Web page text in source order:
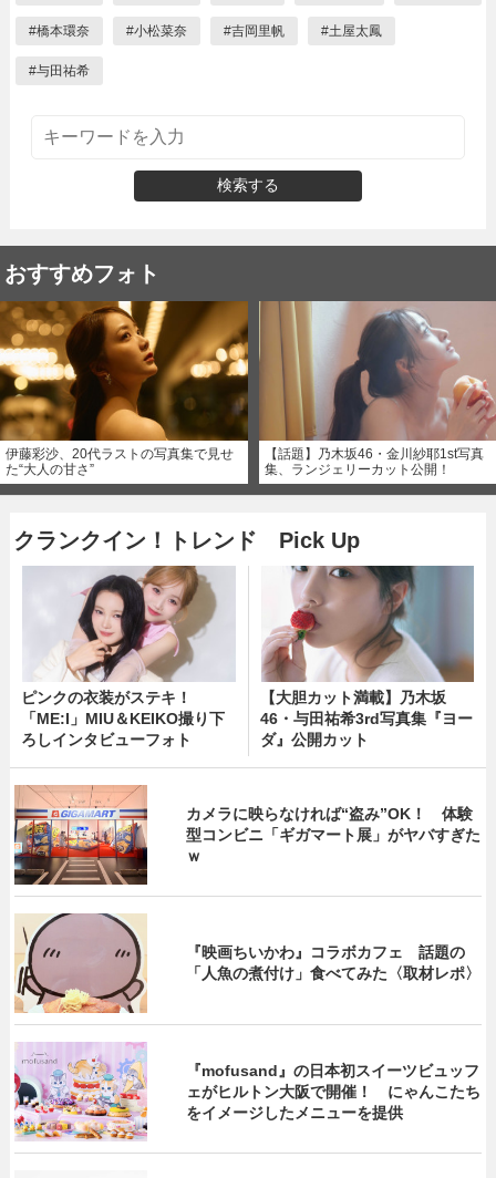
#橋本環奈 #小松菜奈 #吉岡里帆 #土屋太鳳
#与田祐希
検索する
おすすめフォト
伊藤彩沙、20代ラストの写真集で見せ
た“大人の甘さ”
【話題】乃木坂46・金川紗耶1st写真
集、ランジェリーカット公開！
クランクイン！トレンド Pick Up
ピンクの衣装がステキ！
「ME:I」MIU＆KEIKO撮り下
ろしインタビューフォト
【大胆カット満載】乃木坂
46・与田祐希3rd写真集『ヨー
ダ』公開カット
カメラに映らなければ“盗み”OK！ 体験
型コンビニ「ギガマート展」がヤバすぎた
ｗ
『映画ちいかわ』コラボカフェ 話題の
「人魚の煮付け」食べてみた〈取材レポ〉
『mofusand』の日本初スイーツビュッフ
ェがヒルトン大阪で開催！ にゃんこたち
をイメージしたメニューを提供